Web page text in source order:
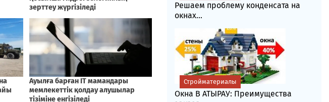
Решаем проблему конденсата на
окнах...
Окна В АТЫРАУ: Преимущества
Стройматериалы